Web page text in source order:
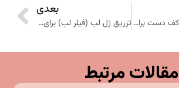
تزریق بوتاکس کف دست برای تعریق بیش از حد
بعدی
تزریق ژل لب (فیلر لب) برای فرمدهی و برجسته کردن لب ها
مقالات مرتبط